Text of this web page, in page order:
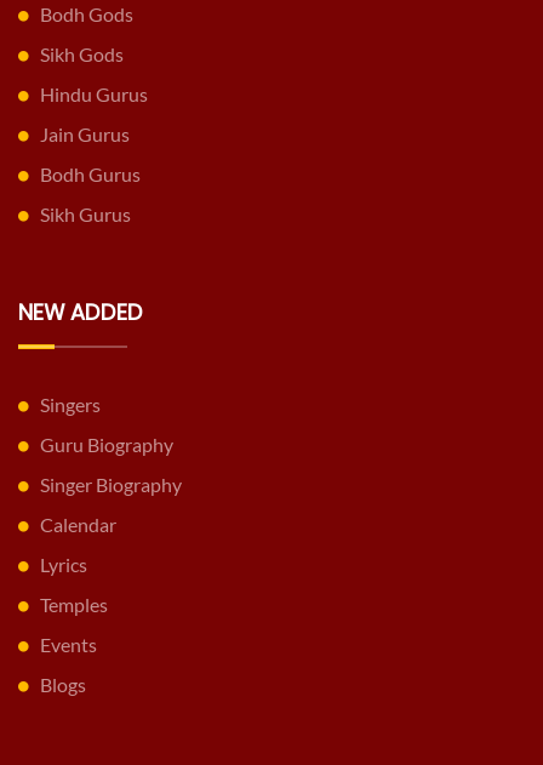
Bodh Gods
Sikh Gods
Hindu Gurus
Jain Gurus
Bodh Gurus
Sikh Gurus
NEW ADDED
Singers
Guru Biography
Singer Biography
Calendar
Lyrics
Temples
Events
Blogs